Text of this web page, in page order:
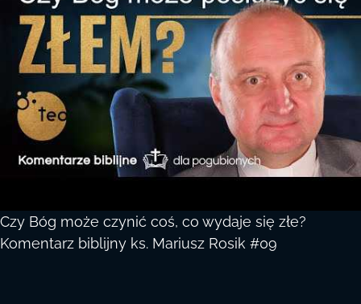
Czy Bóg może czynić coś, co wydaje się złe?
Komentarz biblijny ks. Mariusz Rosik #09